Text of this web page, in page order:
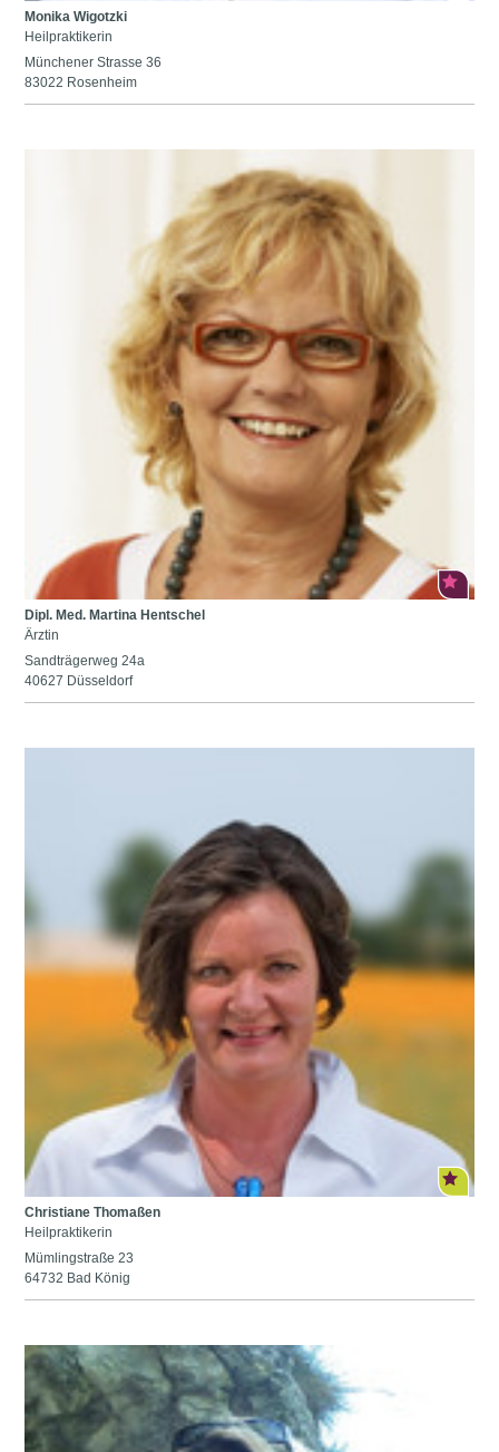
Monika Wigotzki
Heilpraktikerin
Münchener Strasse 36
83022 Rosenheim
Dipl. Med. Martina Hentschel
Ärztin
Sandträgerweg 24a
40627 Düsseldorf
Christiane Thomaßen
Heilpraktikerin
Mümlingstraße 23
64732 Bad König